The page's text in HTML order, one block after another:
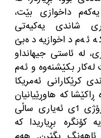
داخوازی بێت،
شاندی یەکیەتی
کە ئەم داخوازیە دەبێ
لە ئاستی جیهانداو
بکێشنەوە و ئەم
کرێکارانی ئەمریکا
کە هاوڕێیانیان
ی ئەیاری ساڵی
بڕیاریدا کە